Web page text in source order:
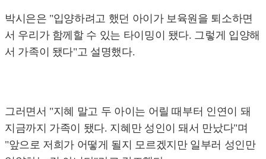
박시은은 "입양하려고 했던 아이가 보육원을 퇴소하면
서 우리가 함께할 수 있는 타이밍이 됐다. 그렇게 입양해
서 가족이 됐다"고 설명했다.
그러면서 "지혜 말고 두 아이는 어릴 때부터 인연이 돼
지금까지 가족이 됐다. 지혜만 성인이 돼서 만났다"며
"앞으로 저희가 어떻게 될지 모르겠지만 일부러 성인만